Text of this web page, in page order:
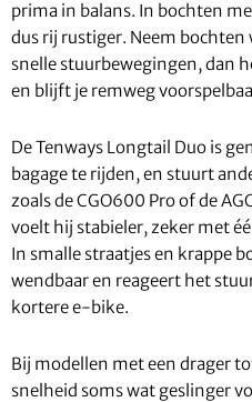
prima in balans. In bochten
dus rij rustiger. Neem
snelle stuurbewegingen, dan
en blijft je remweg
De Tenways Longtail Duo is
bagage te rijden, en stuurt
zoals de CGO600 Pro of de
voelt hij stabieler, zeker met
In smalle straatjes en krappe
wendbaar en reageert het
kortere e-bike.
Bij modellen met een drager
snelheid soms wat geslinger